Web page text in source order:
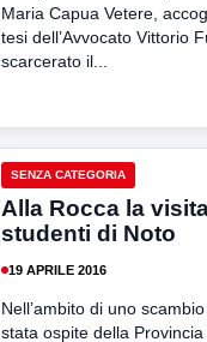
Maria Capua Vetere,
tesi dell’Avvocato Vittorio
scarcerato il...
SENZA CATEGORIA
Alla Rocca la
studenti di Noto
19 APRILE 2016
Nell’ambito di uno
stata ospite della Provincia